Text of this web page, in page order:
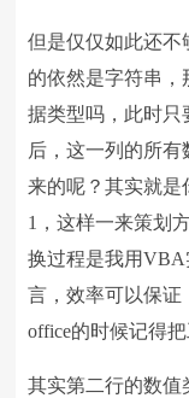
但是仅仅如此还不
的依然是字符串，
据类型吗，此时只
后，这一列的所
来的呢？其实就是
1，这样一来策划
换过程是我用
言，效率可以保证
office的时候记得把
其实第二行的数值